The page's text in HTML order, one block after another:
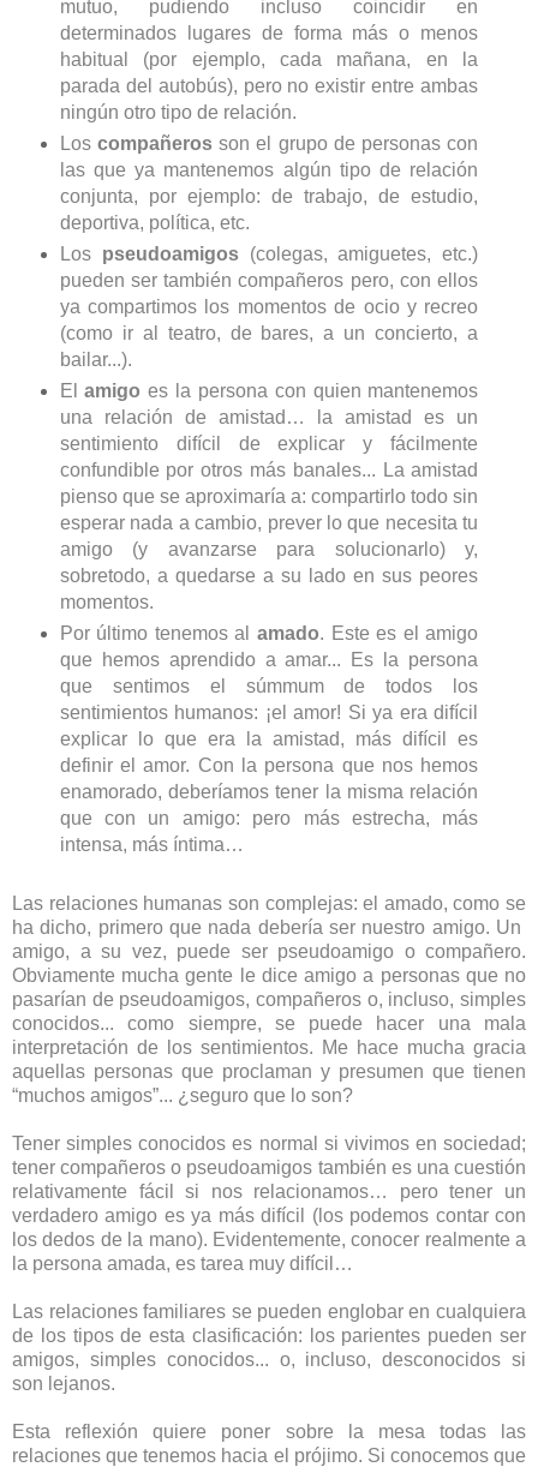
mutuo, pudiendo incluso coincidir en
determinados lugares de forma más o menos
habitual (por ejemplo, cada mañana, en la
parada del autobús), pero no existir entre ambas
ningún otro tipo de relación.
Los compañerosson el grupo de personas con
las que ya mantenemos algún tipo de relación
conjunta, por ejemplo: de trabajo, de estudio,
deportiva, política, etc.
Los pseudoamigos(colegas, amiguetes, etc.)
pueden ser también compañeros pero, con ellos
ya compartimos los momentos de ocio y recreo
(como ir al teatro, de bares, a un concierto, a
bailar...).
Elamigo es la persona con quien mantenemos
una relación de amistad… la amistad es un
sentimiento difícil de explicar y fácilmente
confundible por otros más banales... La amistad
pienso que se aproximaría a: compartirlo todo sin
esperar nada a cambio, prever lo que necesita tu
amigo (y avanzarse para solucionarlo) y,
sobretodo, a quedarse a su lado en sus peores
momentos.
Por último tenemos al amado. Este es el amigo
que hemos aprendido a amar... Es la persona
que sentimos el súmmum de todos los
sentimientos humanos: ¡el amor! Si ya era difícil
explicar lo que era la amistad, más difícil es
definir el amor. Con la persona que nos hemos
enamorado, deberíamos tener la misma relación
que con un amigo: pero más estrecha, más
intensa, más íntima…
Las relaciones humanas son complejas: el amado, como se
ha dicho, primero que nada debería ser nuestro amigo. Un
amigo, a su vez, puede ser pseudoamigo o compañero.
Obviamente mucha gente le dice amigo a personas que no
pasarían de pseudoamigos, compañeros o, incluso, simples
conocidos... como siempre, se puede hacer una mala
interpretación de los sentimientos. Me hace mucha gracia
aquellas personas que proclaman y presumen que tienen
“muchos amigos”... ¿seguro que lo son?
Tener simples conocidos es normal si vivimos en sociedad;
tener compañeros o pseudoamigos también es una cuestión
relativamente fácil si nos relacionamos… pero tener un
verdadero amigo es ya más difícil (los podemos contar con
los dedos de la mano). Evidentemente, conocer realmente a
la persona amada, es tarea muy difícil…
Las relaciones familiares se pueden englobar en cualquiera
de los tipos de esta clasificación: los parientes pueden ser
amigos, simples conocidos... o, incluso, desconocidos si
son lejanos.
Esta reflexión quiere poner sobre la mesa todas las
relaciones que tenemos hacia el prójimo. Si conocemos que